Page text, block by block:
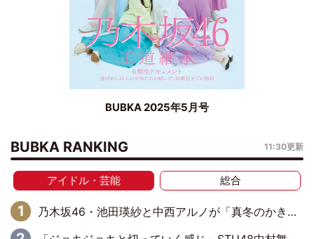
BUBKA 2025年5月号
BUBKA RANKING 11:30更新
アイドル・芸能 総合
乃木坂46・池田瑛紗と中西アルノが「真冬のかき氷」騒動で火花散らす！ 因縁の裏にあるのは、逆境をともに“凌”ぐ似た者同士の絆